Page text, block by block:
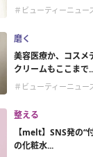
＃ビューティーニュー
磨く
美容医療か、コスメ
クリームもここまで
＃ビューティーニュー
整える
【melt】SNS発の
の化粧水...